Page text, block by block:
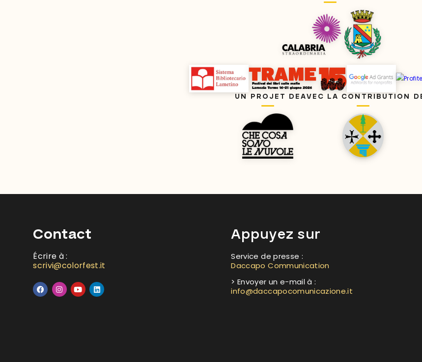
UN PROJET DEAVEC LA CONTRIBUTION
Contact
Écrire à :
scrivi@colorfest.it
Appuyez sur
Service de presse :
Daccapo Communication
> Envoyer un e-mail à :
info@daccapocomunicazione.it